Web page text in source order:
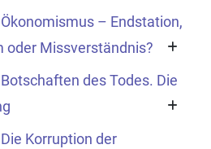
– Endstation,
oder Missverständnis?
des Todes. Die
Korruption der